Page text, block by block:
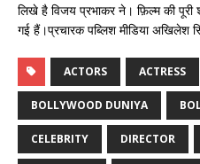
लिखे है विजय प्रभाकर ने। फ़िल्म की
गई हैं।प्रचारक पब्लिश मीडिया अखिलेश
ACTORS ACTRESS
BOLLYWOOD DUNIYA
CELEBRITY DIRECTOR